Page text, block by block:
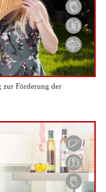
zur Förderung der